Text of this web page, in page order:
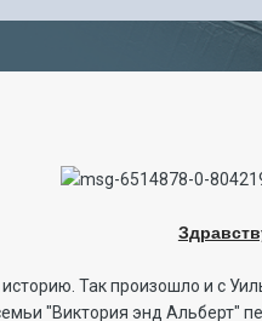
Так произошло и с
"Виктория энд Альберт"